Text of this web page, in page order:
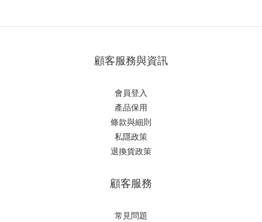
顧客服務與資訊
會員登入
產品保用
條款與細則
私隱政策
退換貨政策
顧客服務
常見問題